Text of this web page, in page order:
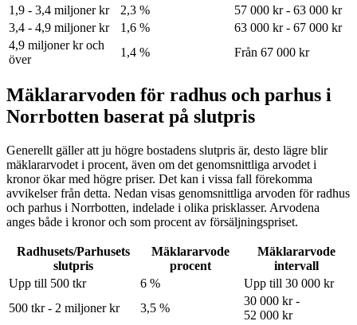
1,9 - 3,4 miljoner kr
2,3 %
57 000 kr - 63 000 kr
3,4 - 4,9 miljoner kr
1,6 %
63 000 kr - 67 000 kr
4,9 miljoner kr och
över
1,4 % Från 67 000 kr
Mäklararvoden för radhus och parhus i
Norrbotten baserat på slutpris
Generellt gäller att ju högre bostadens slutpris är, desto lägre blir
mäklararvodet i procent, även om det genomsnittliga arvodet i
kronor ökar med högre priser. Det kan i vissa fall förekomma
avvikelser från detta. Nedan visas genomsnittliga arvoden förradhus
och parhus i Norrbotten, indelade i olika prisklasser. Arvodena
anges både i kronor och som procent av försäljningspriset.
Radhusets/Parhusets
slutpris
Mäklararvode
procent
Mäklararvode
intervall
Upp till 500 tkr
6 %
Upp till 30 000 kr
500 tkr - 2 miljoner kr
3,5 %
30 000 kr -
52 000 kr